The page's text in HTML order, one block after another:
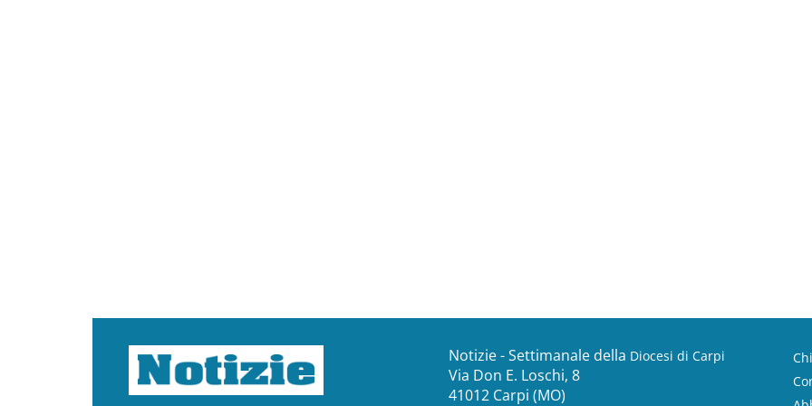
Notizie - Settimanale della
Via Don E. Loschi, 8